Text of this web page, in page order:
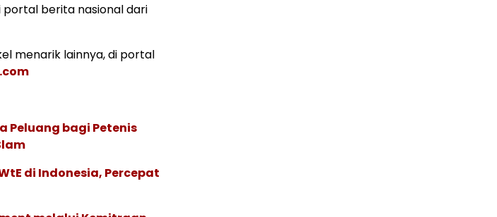
berita nasional dari
menarik lainnya, di portal
Peluang bagi Petenis
WtE di Indonesia, Percepat